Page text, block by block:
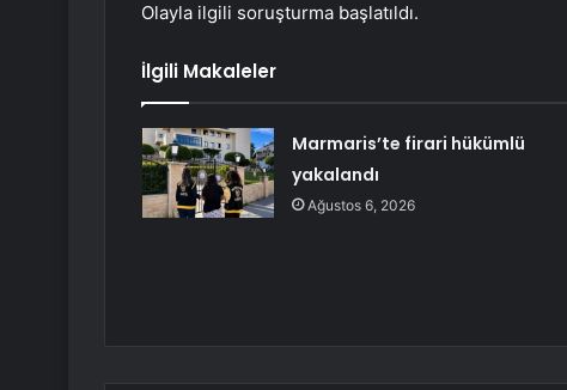
Olayla ilgili soruşturma başlatıldı.
İlgili Makaleler
Marmaris’te firari hükümlü
yakalandı
Ağustos 6, 2026